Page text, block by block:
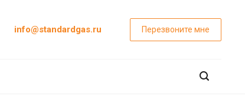
info@standardgas.ru Перезвоните мне